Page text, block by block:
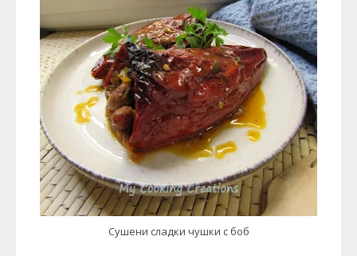
Сушени сладки чушки с боб